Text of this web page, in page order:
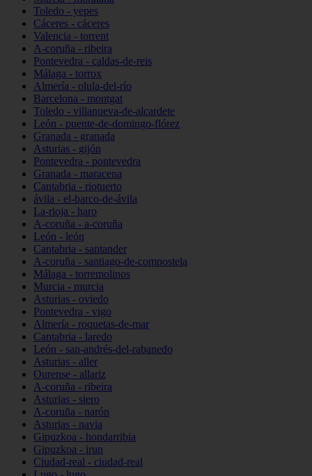
Toledo - yepes
Cáceres - cáceres
Valencia - torrent
A-coruña - ribeira
Pontevedra - caldas-de-reis
Málaga - torrox
Almería - olula-del-río
Barcelona - montgat
Toledo - villanueva-de-alcardete
León - puente-de-domingo-flórez
Granada - granada
Asturias - gijón
Pontevedra - pontevedra
Granada - maracena
Cantabria - riotuerto
ávila - el-barco-de-ávila
La-rioja - haro
A-coruña - a-coruña
León - león
Cantabria - santander
A-coruña - santiago-de-compostela
Málaga - torremolinos
Murcia - murcia
Asturias - oviedo
Pontevedra - vigo
Almería - roquetas-de-mar
Cantabria - laredo
León - san-andrés-del-rabanedo
Asturias - aller
Ourense - allariz
A-coruña - ribeira
Asturias - siero
A-coruña - narón
Asturias - navia
Gipuzkoa - hondarribia
Gipuzkoa - irun
Ciudad-real - ciudad-real